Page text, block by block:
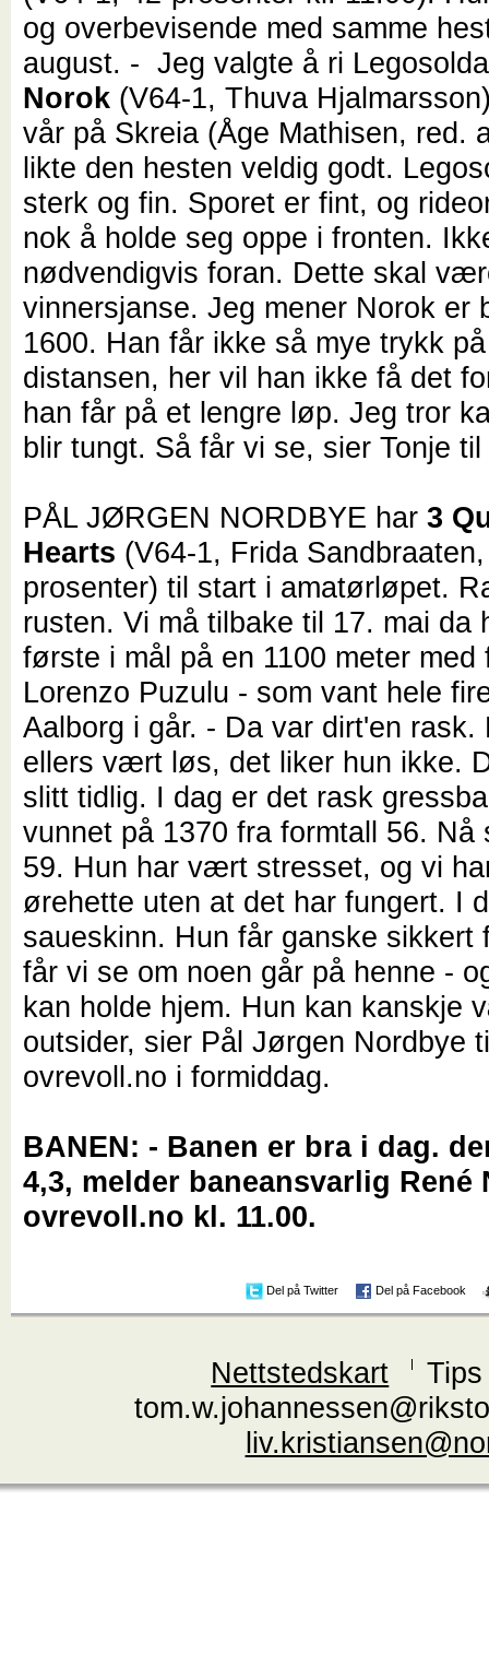
og overbevisende med samme
august. - Jeg valgte å ri
Norok (V64-1, Thuva
vår på Skreia (Åge Mathisen, red.
likte den hesten veldig godt.
sterk og fin. Sporet er fint, og
nok å holde seg oppe i fronten.
nødvendigvis foran. Dette skal
vinnersjanse. Jeg mener Norok er
1600. Han får ikke så mye trykk
distansen, her vil han ikke få det
han får på et lengre løp. Jeg tror
blir tungt. Så får vi se, sier Tonje
PÅL JØRGEN NORDBYE har3
Hearts (V64-1, Frida
prosenter) til start i amatørløpet.
rusten. Vi må tilbake til 17. mai da
første i mål på en 1100 meter med
Lorenzo Puzulu - som vant hele
Aalborg i går. - Da var dirt'en rask.
ellers vært løs, det liker hun ikke.
slitt tidlig. I dag er det rask
vunnet på 1370 fra formtall 56. Nå
59. Hun har vært stresset, og vi
ørehette uten at det har fungert. I
saueskinn. Hun får ganske sikkert
får vi se om noen går på henne -
kan holde hjem. Hun kan kanskje
outsider, sier Pål Jørgen Nordbye
ovrevoll.no i formiddag.
BANEN: - Banen er bra i dag.
4,3, melder baneansvarlig René
ovrevoll.no kl. 11.00.
Del på Twitter Del på Facebook
Nettstedskart